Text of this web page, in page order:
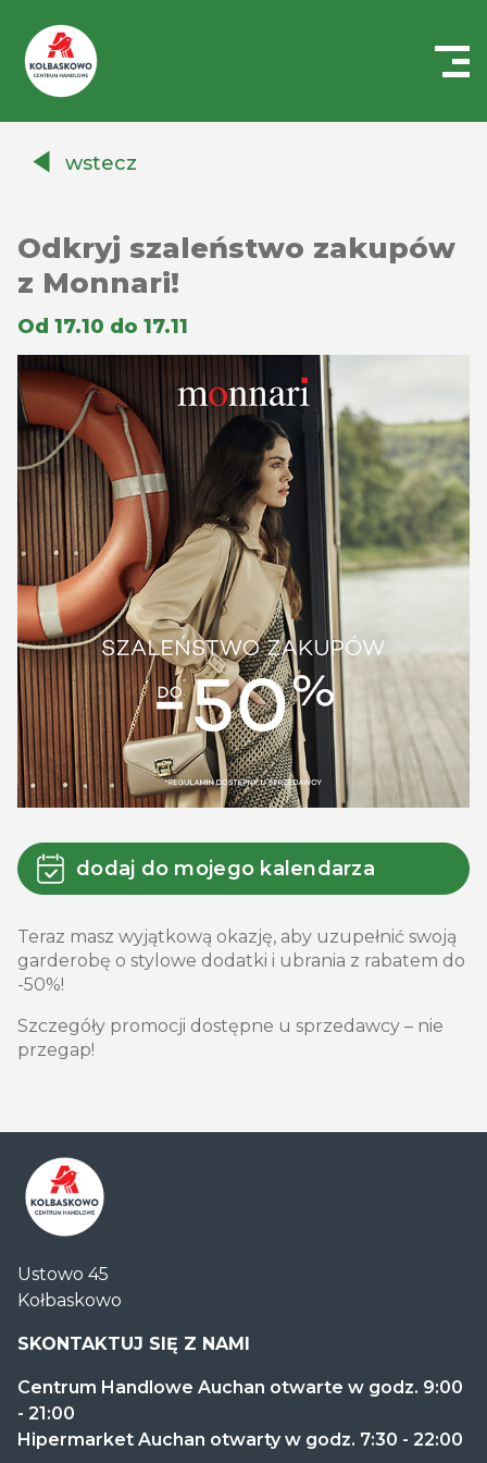
Auchanwstecz
Odkryj szaleństwo zakupów
z Monnari!
Od 17.10 do 17.11
dodaj do mojego kalendarza
Teraz masz wyjątkową okazję, aby uzupełnić swoją
garderobę o stylowe dodatki i ubrania z rabatem do
-50%!
Szczegóły promocji dostępne u sprzedawcy – nie
przegap!
Handlowe
Auchan
Kołbaskowo
Ustowo 45
Kołbaskowo
SKONTAKTUJ SIĘ Z NAMI
Centrum Handlowe Auchan otwarte w godz. 9:00
- 21:00
Hipermarket Auchan otwarty w godz. 7:30 - 22:00